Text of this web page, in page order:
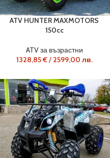
ATV HUNTER MAXMOTORS
150cc
ATV за възрастни
1328,85€/ 2599,00 лв.